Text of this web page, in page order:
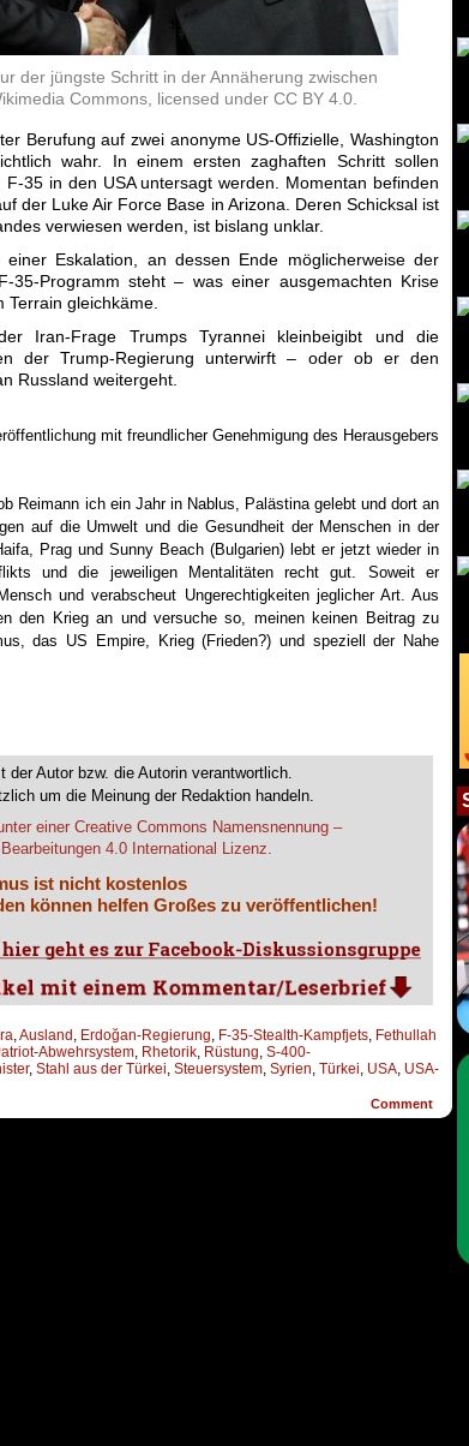
der jüngste Schritt in der Annäherung zwischen
Commons, licensed under CC BY 4.0.
Berufung auf zwei anonyme US-Offizielle, Washington
wahr. In einem ersten zaghaften Schritt sollen
35 in den USA untersagt werden. Momentan befinden
der Luke Air Force Base in Arizona. Deren Schicksal ist
verwiesen werden, ist bislang unklar.
Eskalation, an dessen Ende möglicherweise der
35-Programm steht – was einer ausgemachten Krise
Terrain gleichkäme.
Iran-Frage Trumps Tyrannei kleinbeigibt und die
der Trump-Regierung unterwirft – oder ob er den
Russland weitergeht.
mit freundlicher Genehmigung des Herausgebers
Reimann ich ein Jahr in Nablus, Palästina gelebt und dort an
auf die Umwelt und die Gesundheit der Menschen in der
Prag und Sunny Beach (Bulgarien) lebt er jetzt wieder in
und die jeweiligen Mentalitäten recht gut. Soweit er
und verabscheut Ungerechtigkeiten jeglicher Art. Aus
den Krieg an und versuche so, meinen keinen Beitrag zu
das US Empire, Krieg (Frieden?) und speziell der Nahe
der Autor bzw. die Autorin verantwortlich.
um die Meinung der Redaktion handeln.
einer Creative Commons Namensnennung –
4.0 International Lizenz.
ist nicht kostenlos
können helfen Großes zu veröffentlichen!
,Ausland , Erdoğan-Regierung, F-35-Stealth-Kampfjets, Fethullah
Abwehrsystem, Rhetorik, Rüstung, S-400-
, Stahl aus der Türkei, Steuersystem, Syrien, Türkei, USA, USA-
Comment